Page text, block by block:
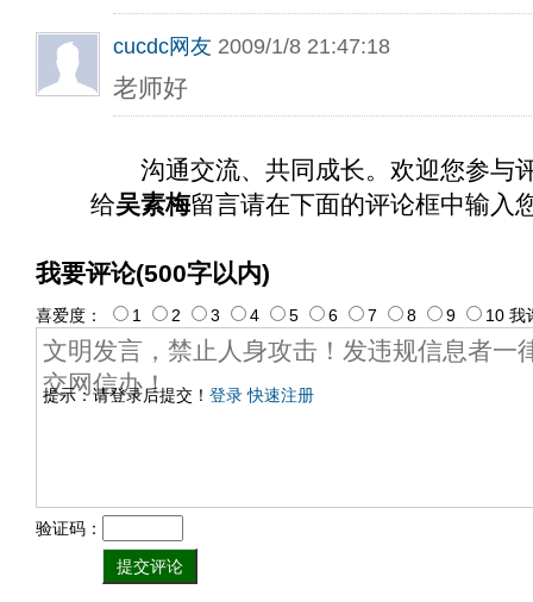
cucdc网友 2009/1/8 21:47:18
老师好
沟通交流、共同成长。欢迎您参与
给吴素梅留言请在下面的评论框中输入
我要评论(500字以内)
提示：请登录后提交！ 登录 快速注册
喜爱度： 1 2 3 4 5 6 7 8 9 10 我
验证码：